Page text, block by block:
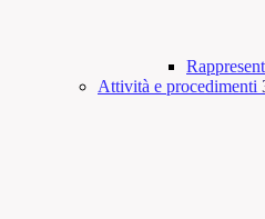
Attività e procedimenti